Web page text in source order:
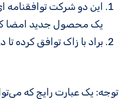
این دو شرکت توافقنامه
یک محصول جدید امضا
براد با زاک توافق کرده